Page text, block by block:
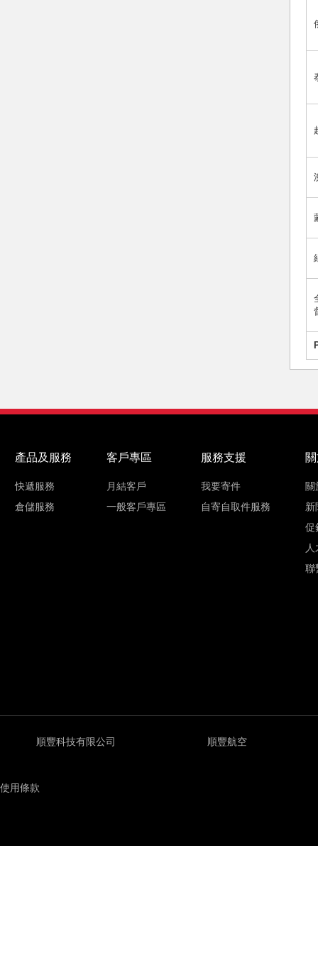
產品及服務
快遞服務
倉儲服務
客戶專區
月結客戶
一般客戶專區
服務支援
我要寄件
自寄自取件服務
關
新
促
聯
順豐科技有限公司 順豐航空
使用條款